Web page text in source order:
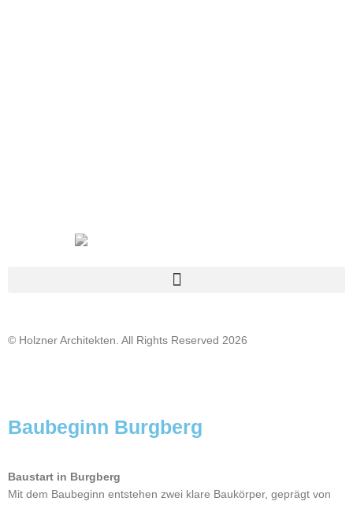
© Holzner Architekten. All Rights Reserved 2026
Baubeginn Burgberg
Baustart in Burgberg
Mit dem Baubeginn entstehen zwei klare Baukörper, geprägt von